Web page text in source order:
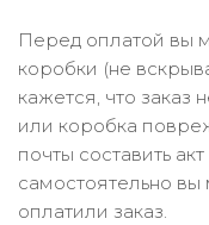
Перед оплатой вы
коробки (не
кажется, что заказ
или коробка
почты составить
самостоятельно вы
оплатили заказ.